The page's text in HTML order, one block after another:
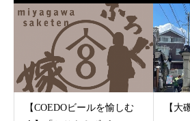
【COEDOビールを愉しむ
【大